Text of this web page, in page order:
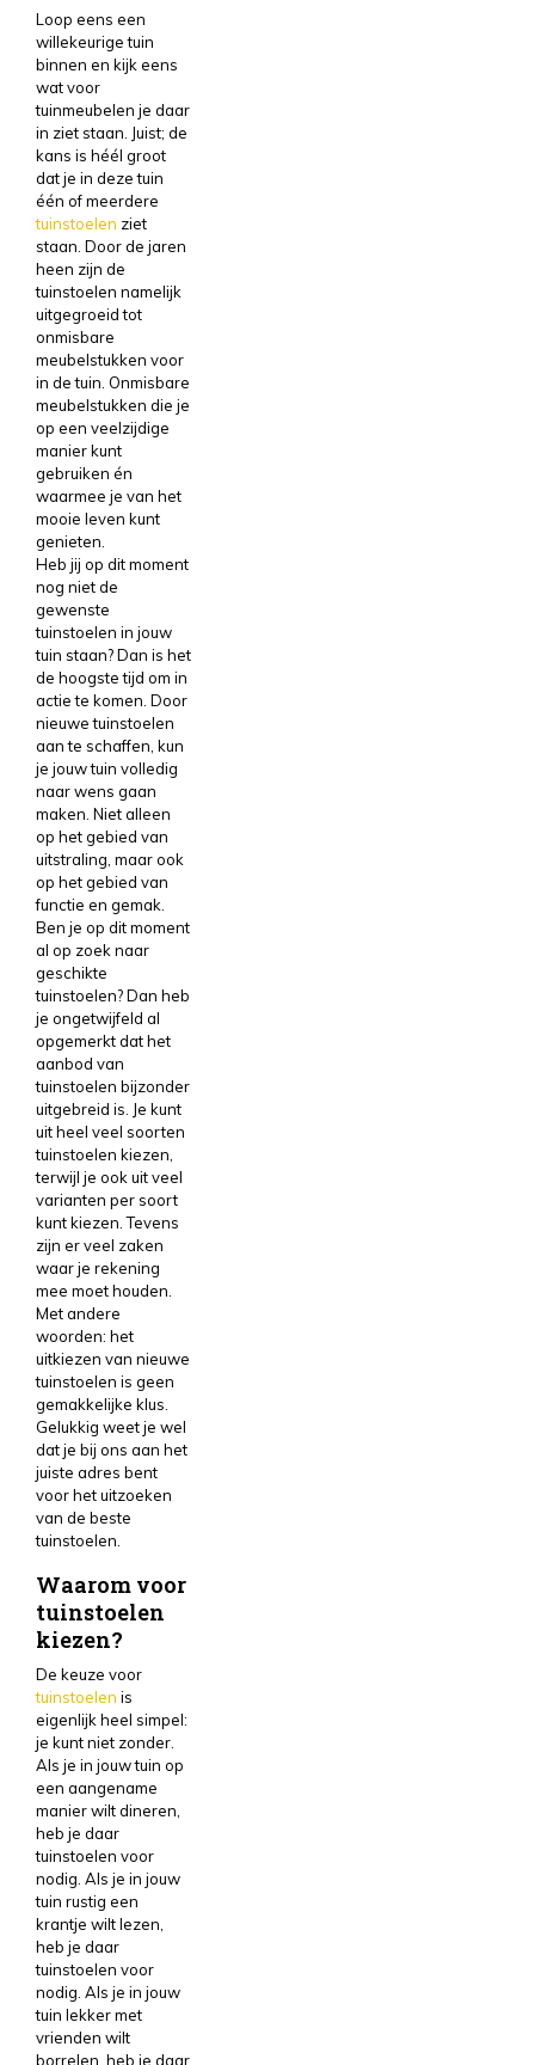
Loop eens een
willekeurige tuin
binnen en kijk eens
wat voor
tuinmeubelen je daar
in ziet staan. Juist; de
kans is héél groot
dat je in deze tuin
één of meerdere
tuinstoelen ziet
staan. Door de jaren
heen zijn de
tuinstoelen namelijk
uitgegroeid tot
onmisbare
meubelstukken voor
in de tuin. Onmisbare
meubelstukken die je
op een veelzijdige
manier kunt
gebruiken én
waarmee je van het
mooie leven kunt
genieten.
Heb jij op dit moment
nog niet de
gewenste
tuinstoelen in jouw
tuin staan? Dan is het
de hoogste tijd om in
actie te komen. Door
nieuwe tuinstoelen
aan te schaffen, kun
je jouw tuin volledig
naar wens gaan
maken. Niet alleen
op het gebied van
uitstraling, maar ook
op het gebied van
functie en gemak.
Ben je op dit moment
al op zoek naar
geschikte
tuinstoelen? Dan heb
je ongetwijfeld al
opgemerkt dat het
aanbod van
tuinstoelen bijzonder
uitgebreid is. Je kunt
uit heel veel soorten
tuinstoelen kiezen,
terwijl je ook uit veel
varianten per soort
kunt kiezen. Tevens
zijn er veel zaken
waar je rekening
mee moet houden.
Met andere
woorden: het
uitkiezen van nieuwe
tuinstoelen is geen
gemakkelijke klus.
Gelukkig weet je wel
dat je bij ons aan het
juiste adres bent
voor het uitzoeken
van de beste
tuinstoelen.
Waarom voor
tuinstoelen
kiezen?
De keuze voor
tuinstoelen is
eigenlijk heel simpel:
je kunt niet zonder.
Als je in jouw tuin op
een aangename
manier wilt dineren,
heb je daar
tuinstoelen voor
nodig. Als je in jouw
tuin rustig een
krantje wilt lezen,
heb je daar
tuinstoelen voor
nodig. Als je in jouw
tuin lekker met
vrienden wilt
borrelen, heb je daar